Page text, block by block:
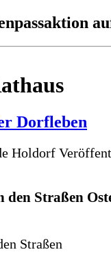
Dorfleben
Holdorf
den Straßen